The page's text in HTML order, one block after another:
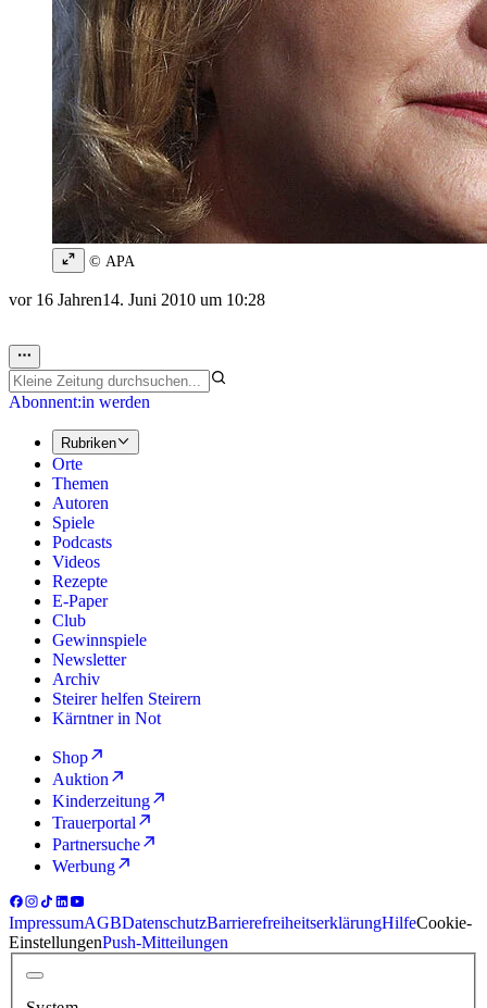
© APA
vor 16 Jahren14. Juni 2010 um 10:28
Abonnent:in werden
Rubriken
Orte
Themen
Autoren
Spiele
Podcasts
Videos
Rezepte
E-Paper
Club
Gewinnspiele
Newsletter
Archiv
Steirer helfen Steirern
Kärntner in Not
Shop
Auktion
Kinderzeitung
Trauerportal
Partnersuche
Werbung
ImpressumAGBDatenschutzBarrierefreiheitserklärungHilfeCookie-
EinstellungenPush-Mitteilungen